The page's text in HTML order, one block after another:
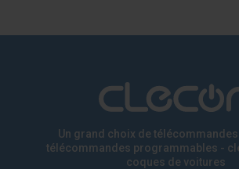
Un grand choix de
télécommandes programmables -
coques de voitures